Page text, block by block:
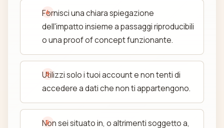
Fornisci una chiara spiegazione
dell'impatto insieme a passaggi riproducibili
o una proof of concept funzionante.
Utilizzi solo i tuoi account e non tenti di
accedere a dati che non ti appartengono.
Non sei situato in, o altrimenti soggetto a,